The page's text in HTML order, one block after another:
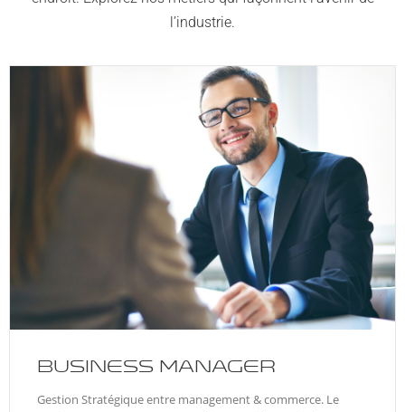
l’industrie.
BUSINESS MANAGER
Gestion Stratégique entre management & commerce. Le